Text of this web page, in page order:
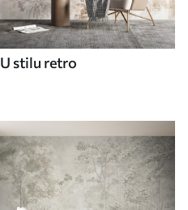
U stilu retro